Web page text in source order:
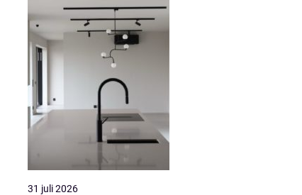
31 juli 2026